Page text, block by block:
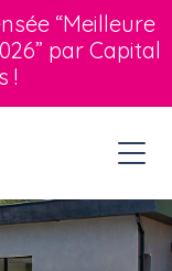
“Meilleure
par Capital
!